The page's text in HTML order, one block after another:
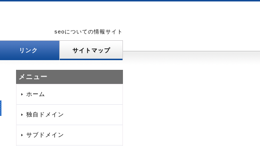
seoについての情報サイト
リンク サイトマップ
メニュー
ホーム
独自ドメイン
サブドメイン